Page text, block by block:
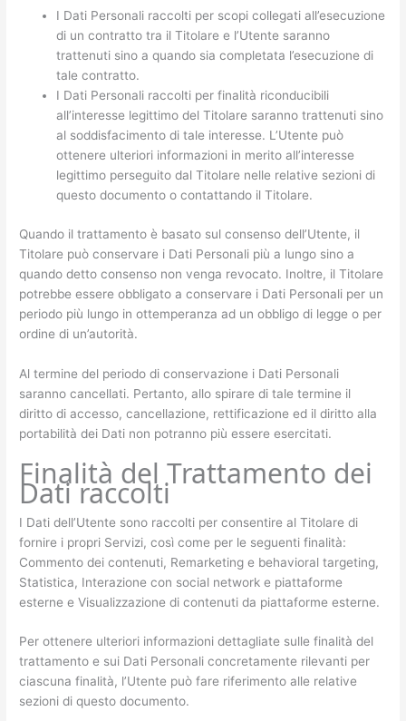
I Dati Personali raccolti per scopi collegati all’esecuzione
di un contratto tra il Titolare e l’Utente saranno
trattenuti sino a quando sia completata l’esecuzione di
tale contratto.
I Dati Personali raccolti per finalità riconducibili
all’interesse legittimo del Titolare saranno trattenuti sino
al soddisfacimento di tale interesse. L’Utente può
ottenere ulteriori informazioni in merito all’interesse
legittimo perseguito dal Titolare nelle relative sezioni di
questo documento o contattando il Titolare.
Quando il trattamento è basato sul consenso dell’Utente, il
Titolare può conservare i Dati Personali più a lungo sino a
quando detto consenso non venga revocato. Inoltre, il Titolare
potrebbe essere obbligato a conservare i Dati Personali per un
periodo più lungo in ottemperanza ad un obbligo di legge o per
ordine di un’autorità.
Al termine del periodo di conservazione i Dati Personali
saranno cancellati. Pertanto, allo spirare di tale termine il
diritto di accesso, cancellazione, rettificazione ed il diritto alla
portabilità dei Dati non potranno più essere esercitati.
Finalità del Trattamento dei
Dati raccolti
I Dati dell’Utente sono raccolti per consentire al Titolare di
fornire i propri Servizi, così come per le seguenti finalità:
Commento dei contenuti, Remarketing e behavioral targeting,
Statistica, Interazione con social network e piattaforme
esterne e Visualizzazione di contenuti da piattaforme esterne.
Per ottenere ulteriori informazioni dettagliate sulle finalità del
trattamento e sui Dati Personali concretamente rilevanti per
ciascuna finalità, l’Utente può fare riferimento alle relative
sezioni di questo documento.